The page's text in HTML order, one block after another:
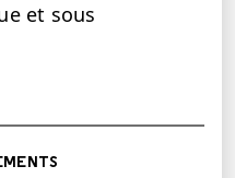
et sous